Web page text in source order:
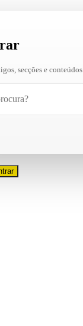
secções e conteúdos